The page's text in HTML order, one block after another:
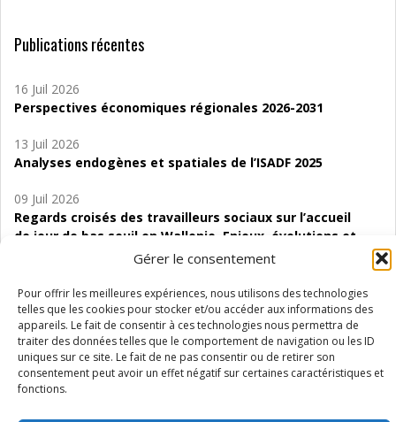
Gérer le consentement
Pour offrir les meilleures expériences, nous utilisons des technologies
telles que les cookies pour stocker et/ou accéder aux informations des
appareils. Le fait de consentir à ces technologies nous permettra de
traiter des données telles que le comportement de navigation ou les ID
uniques sur ce site. Le fait de ne pas consentir ou de retirer son
consentement peut avoir un effet négatif sur certaines caractéristiques et
fonctions.
Publications récentes
16 Juil 2026
Perspectives économiques régionales 2026-2031
13 Juil 2026
Analyses endogènes et spatiales de l’ISADF 2025
09 Juil 2026
Regards croisés des travailleurs sociaux sur l’accueil
de jour de bas seuil en Wallonie. Enjeux, évolutions et
06 Juil 2026
Étude d’évaluabilité des Structures
d’accompagnement à l’autocréation d’emploi (SAACE)
01 Juil 2026
Pénurie du personnel infirmier :quels indicateurs